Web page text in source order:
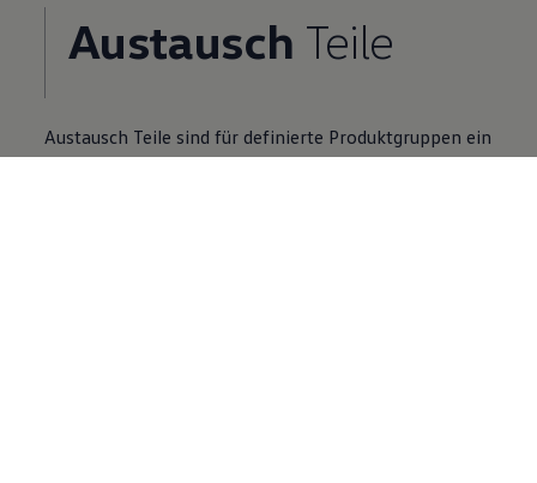
Austausch Teile
Austausch Teile sind für definierte Produktgruppen ein